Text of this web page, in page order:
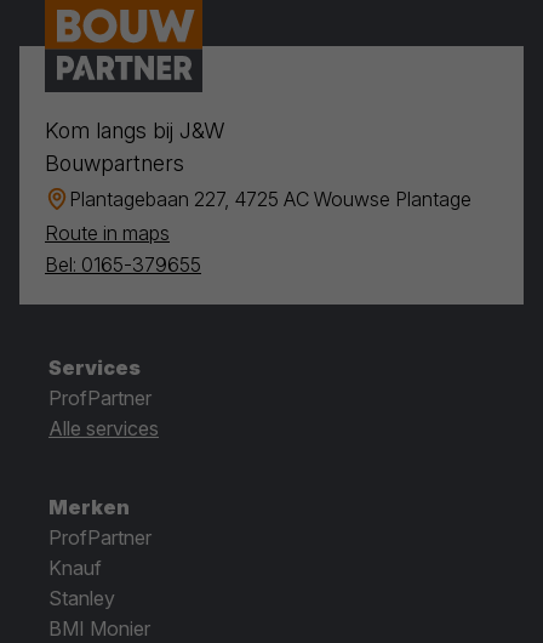
Kom langs bij J&W
Bouwpartners
Plantagebaan 227, 4725 AC Wouwse Plantage
Route in maps
Bel: 0165-379655
Services
ProfPartner
Alle services
Merken
ProfPartner
Knauf
Stanley
BMI Monier